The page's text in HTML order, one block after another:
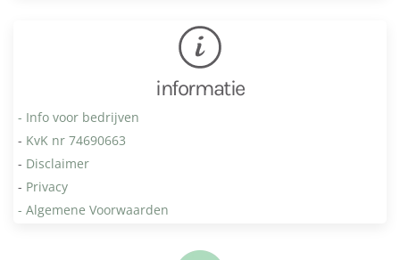
informatie
- Info voor bedrijven
- KvK nr 74690663
- Disclaimer
- Privacy
- Algemene Voorwaarden